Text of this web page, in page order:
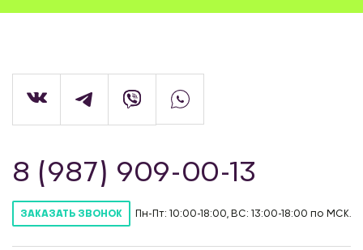
8 (987) 909-00-13
ЗАКАЗАТЬ ЗВОНОК Пн-Пт: 10:00-18:00, ВС: 13:00-18:00 по МСК.